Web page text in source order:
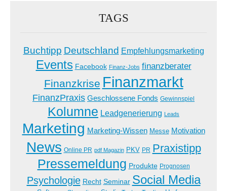
TAGS
Buchtipp Deutschland Empfehlungsmarketing
Events Facebook Finanz-Jobs finanzberater
Finanzkrise Finanzmarkt
FinanzPraxis Geschlossene Fonds Gewinnspiel
Kolumne Leadgenerierung Leads
Marketing Marketing-Wissen Messe Motivation
News Online PR pdf Magazin PKV PR Praxistipp
Pressemeldung Produkte Prognosen
Psychologie Recht Seminar Social Media